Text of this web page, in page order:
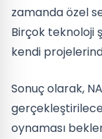
zamanda özel
Birçok teknoloji
kendi
Sonuç olarak,
oynaması